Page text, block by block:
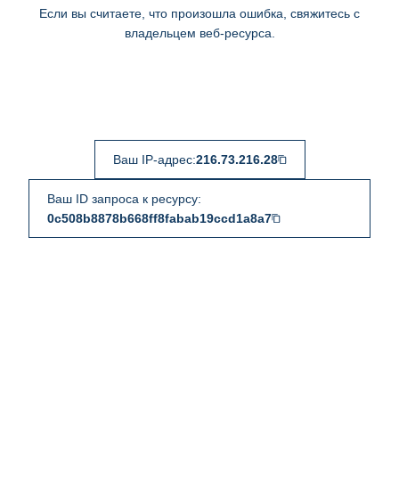
Если вы считаете, что произошла ошибка, свяжитесь с
владельцем веб-ресурса.
Ваш IP-адрес:216.73.216.28
Ваш ID запроса к ресурсу:
0c508b8878b668ff8fabab19ccd1a8a7